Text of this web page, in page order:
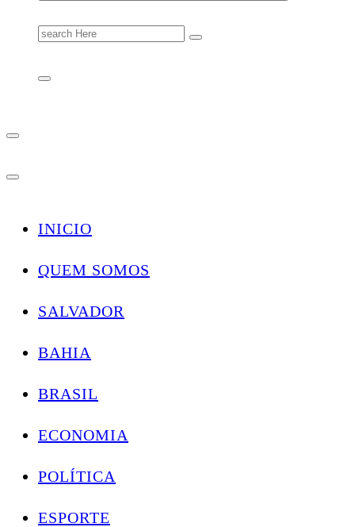
Search
for:
INICIO
QUEM SOMOS
SALVADOR
BAHIA
BRASIL
ECONOMIA
POLÍTICA
ESPORTE